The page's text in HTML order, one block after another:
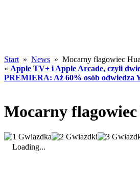
Start » News » Mocarny flagowiec
« Apple TV+ i Apple Arcade, czyli
PREMIERA: Aż 60% osób odwiedza
Mocarny
Loading...